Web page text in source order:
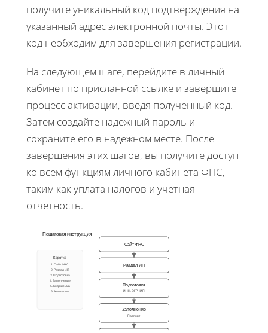
получите уникальный код подтверждения на
указанный адрес электронной почты. Этот
код необходим для завершения регистрации.
На следующем шаге, перейдите в личный
кабинет по присланной ссылке и завершите
процесс активации, введя полученный код.
Затем создайте надежный пароль и
сохраните его в надежном месте. После
завершения этих шагов, вы получите доступ
ко всем функциям личного кабинета ФНС,
таким как уплата налогов и учетная
отчетность.
Пошаговая инструкция
Сайт ФНС
Раздел ИП
Подготовка
ИНН, ОГРНИП
Заполнение
Паспорт
Коротко
1. Сайт ФНС
2. Раздел ИП
3. Подготовка
4. Заполнение
5. Код письма
6. Активация